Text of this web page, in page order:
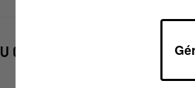
09/04/2025 À 07H30